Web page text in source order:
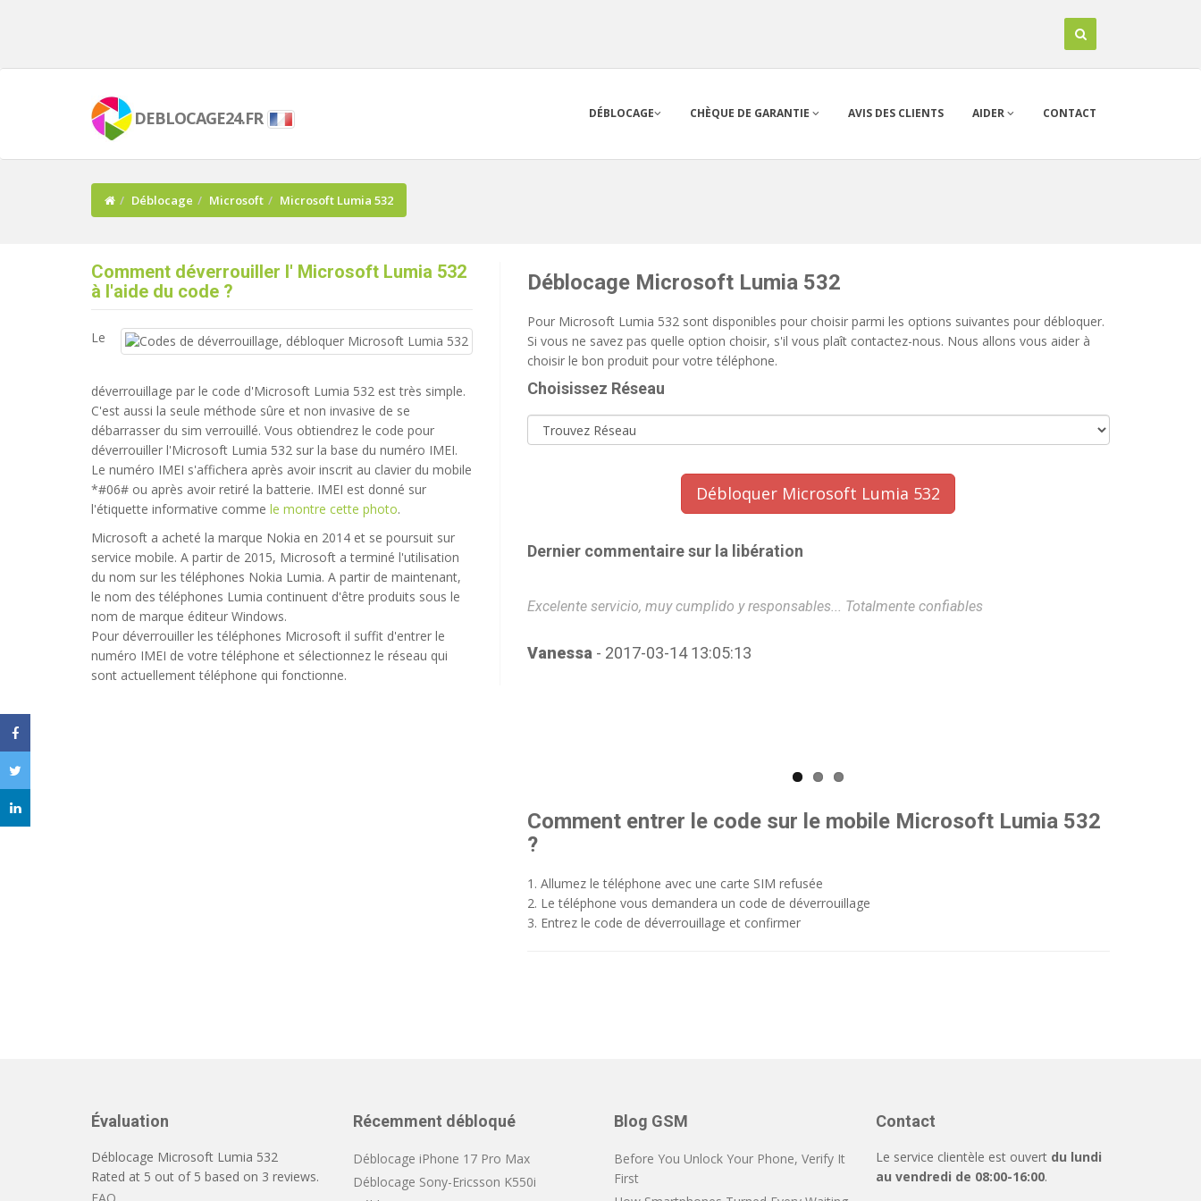
DEBLOCAGE24.FR DÉBLOCAGE CHÈQUE DE GARANTIE AVIS DES CLIENTS AIDER CONTACT
Déblocage Microsoft Microsoft Lumia 532
Comment déverrouiller l' Microsoft Lumia 532
à l'aide du code ?
Le
déverrouillage par le code d'Microsoft Lumia 532 est très simple.
C'est aussi la seule méthode sûre et non invasive de se
débarrasser du sim verrouillé. Vous obtiendrez le code pour
déverrouiller l'Microsoft Lumia 532 sur la base du numéro IMEI.
Le numéro IMEI s'affichera après avoir inscrit au clavier du mobile
*#06# ou après avoir retiré la batterie. IMEI est donné sur
l'étiquette informative comme le montre cette photo.
Microsoft a acheté la marque Nokia en 2014 et se poursuit sur
service mobile. A partir de 2015, Microsoft a terminé l'utilisation
du nom sur les téléphones Nokia Lumia. A partir de maintenant,
le nom des téléphones Lumia continuent d'être produits sous le
nom de marque éditeur Windows.
Pour déverrouiller les téléphones Microsoft il suffit d'entrer le
numéro IMEI de votre téléphone et sélectionnez le réseau qui
sont actuellement téléphone qui fonctionne.
Déblocage Microsoft Lumia 532
Pour Microsoft Lumia 532 sont disponibles pour choisir parmi les options suivantes pour débloquer.
Si vous ne savez pas quelle option choisir, s'il vous plaît contactez-nous. Nous allons vous aider à
choisir le bon produit pour votre téléphone.
Choisissez Réseau
Débloquer Microsoft Lumia 532
Dernier commentaire sur la libération
servicio, muy cumplido y responsables... Totalmente confiables
- 2017-03-14 13:05:13
Excelente servicio, muy cumplido y responsables... Totalmente confiables
Vanessa - 2017-03-14 13:05:13
Comment entrer le code sur le mobile Microsoft Lumia 532
?
1. Allumez le téléphone avec une carte SIM refusée
2. Le téléphone vous demandera un code de déverrouillage
3. Entrez le code de déverrouillage et confirmer
Évaluation
Déblocage Microsoft Lumia 532
Rated at 5 out of 5 based on 3 reviews.
Récemment débloqué
Déblocage iPhone 17 Pro Max
Déblocage Sony-Ericsson K550i
Blog GSM
Before You Unlock Your Phone, Verify It
First
Contact
Le service clientèle est ouvert du lundi
au vendredi de 08:00-16:00.